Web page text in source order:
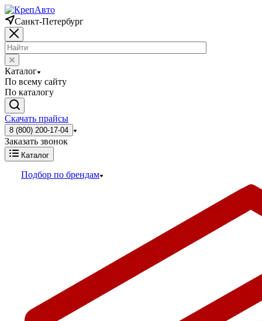
Санкт-Петербург
Каталог
По всему сайту
По каталогу
Скачать прайсы
8 (800) 200-17-04
Заказать звонок
Каталог
Подбор по брендам